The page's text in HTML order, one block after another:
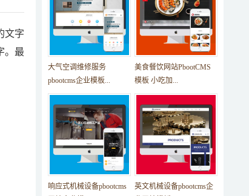
文字
。最
大气空调维修服务
pbootcms企业模板...
美食餐饮网站PbootCMS
模板 小吃加...
响应式机械设备pbootcms
英文机械设备pbootcms企